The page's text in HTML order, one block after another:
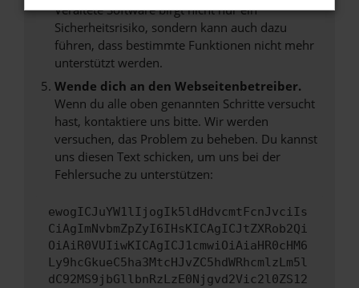
Veraltete Software birgt nicht nur ein
Sicherheitsrisiko, sondern kann auch dazu
führen, dass bestimmte Funktionen nicht mehr
unterstützt werden.
Wende dich an den Webseitenbetreiber.
Wenn du alle oben genannten Schritte versucht
hast, kontaktiere uns bitte. Wir werden
versuchen, das Problem zu beheben. Du kannst
uns diesen Text schicken, um uns bei der
Fehlersuche zu unterstützen:
ewogICJuYW1lIjogIk5ldHdvcmtFcnJvciIs
CiAgImNvbmZpZyI6IHsKICAgICJtZXRob2Qi
OiAiR0VUIiwKICAgICJ1cmwiOiAiaHR0cHM6
Ly9hcGkueC5ha3MtcHJvZC5hdWRhcmlzLm5l
dC92MS9jbGllbnRzLzE0Njgvd2Vic2l0ZS12